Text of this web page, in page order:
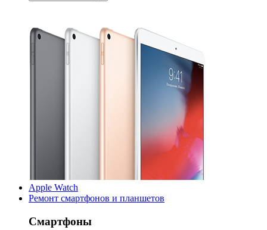
Apple Watch
Ремонт смартфонов и планшетов
Смартфоны